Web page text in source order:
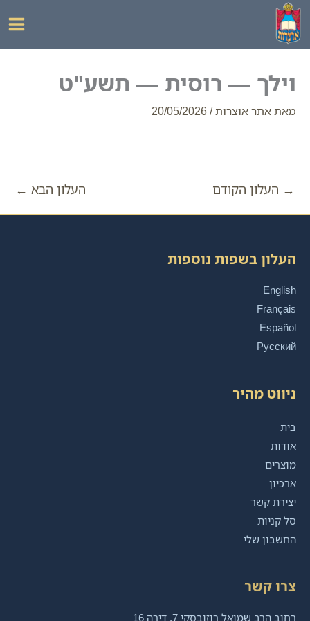
דילוג
לתוכן
וילך — רוסית — תשע"ט
מאתאתר אוצרות/
20/05/2026
→ העלון הקודם העלון הבא ←
העלון בשפות נוספות
English
Français
Español
Русский
ניווט מהיר
בית
אודות
מוצרים
ארכיון
יצירת קשר
סל קניות
החשבון שלי
צרו קשר
רחוב הרב שמואל רוזובסקי 7, דירה 16